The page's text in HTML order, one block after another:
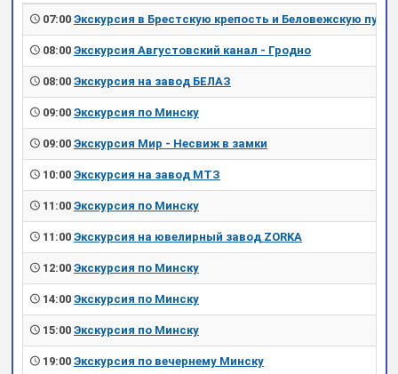
07:00 Экскурсия в Брестскую крепость и Беловежскую пущу
08:00 Экскурсия Августовский канал - Гродно
08:00 Экскурсия на завод БЕЛАЗ
09:00 Экскурсия по Минску
09:00 Экскурсия Мир - Несвиж в замки
10:00 Экскурсия на завод МТЗ
11:00 Экскурсия по Минску
11:00 Экскурсия на ювелирный завод ZORKA
12:00 Экскурсия по Минску
14:00 Экскурсия по Минску
15:00 Экскурсия по Минску
19:00 Экскурсия по вечернему Минску